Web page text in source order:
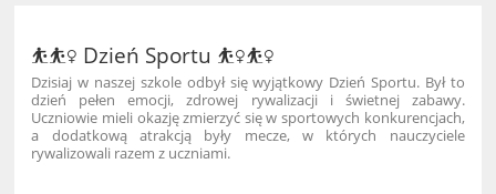
⛹️⛹️‍♀️ Dzień Sportu ⛹️‍♀️⛹️‍♀️
Dzisiaj w naszej szkole odbył się wyjątkowy Dzień Sportu. Był to
dzień pełen emocji, zdrowej rywalizacji i świetnej zabawy.
Uczniowie mieli okazję zmierzyć się w sportowych konkurencjach,
a dodatkową atrakcją były mecze, w których nauczyciele
rywalizowali razem z uczniami.